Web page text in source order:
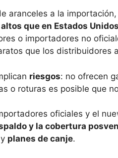
aranceles a la importación,
que en Estados
o importadores no
que los distribuidores
riesgos: no ofrecen
o roturas es posible que
oficiales y el
y la cobertura
y planes de canje.